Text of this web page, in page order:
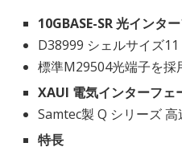
10GBASE-SR 光インタ
D38999 シェルサイズ11
標準M29504光端子を採
XAUI 電気インターフェ
Samtec製 Q シリーズ
特長